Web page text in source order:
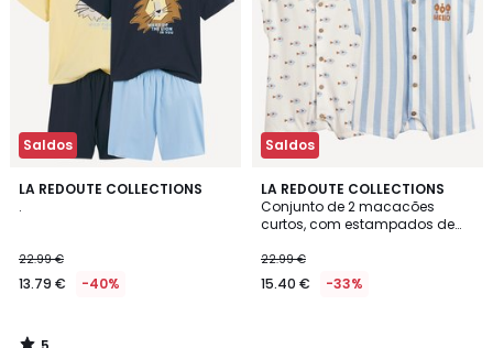
Saldos
LA REDOUTE COLLECTIONS
.
22.99 €
13.79 € -40%
5
Saldos
LA REDOUTE COLLECTIONS
Conjunto de 2 macacões
curtos, com estampados de
22.99 €
15.40 € -33%